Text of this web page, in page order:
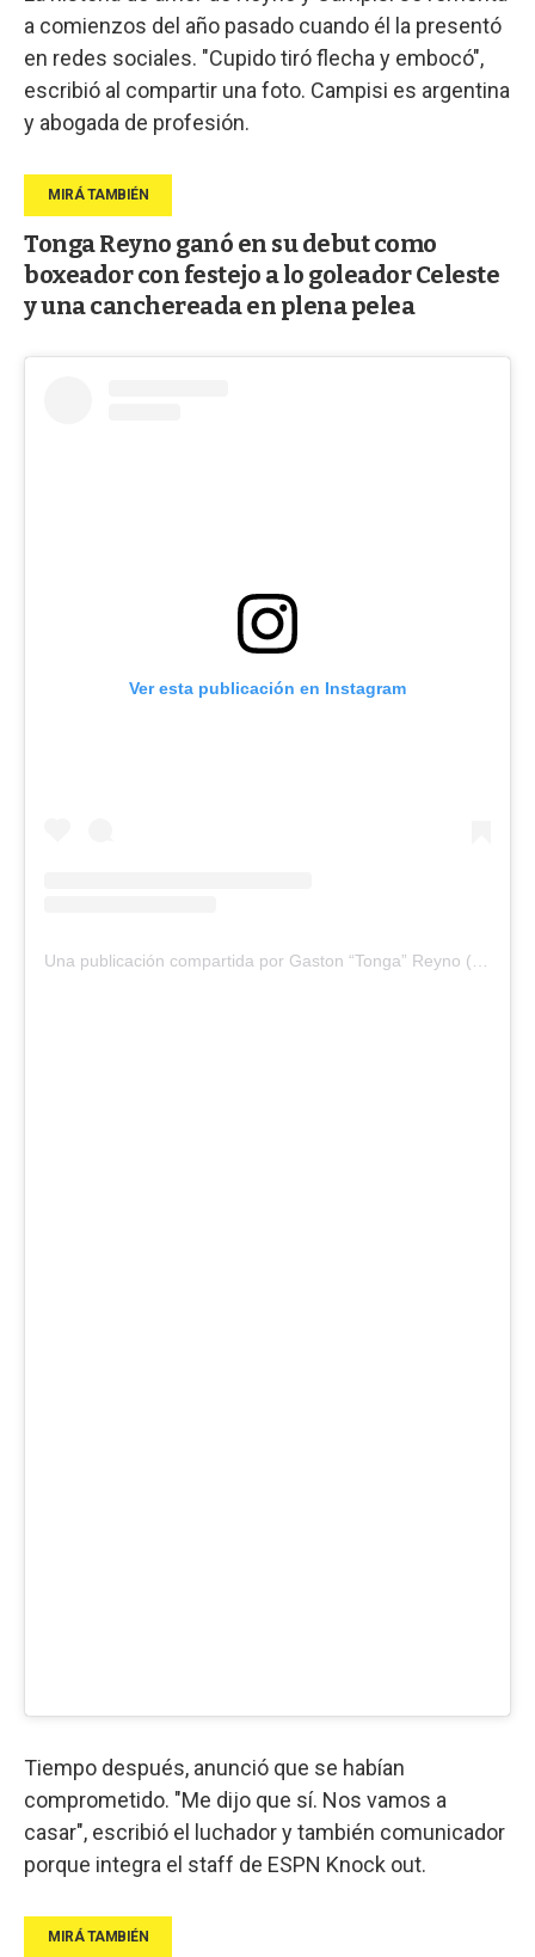
a comienzos del año pasado cuando él la presentó
en redes sociales. "Cupido tiró flecha y embocó",
escribió al compartir una foto. Campisi es argentina
y abogada de profesión.
Tonga Reyno ganó en su debut como
boxeador con festejo a lo goleador Celeste
y una canchereada en plena pelea
Ver esta publicación en Instagram
Tiempo después, anunció que se habían
comprometido. "Me dijo que sí. Nos vamos a
casar", escribió el luchador y también comunicador
porque integra el staff de ESPN Knock out.